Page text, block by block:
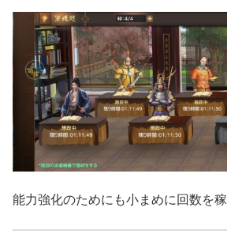
能力強化のためにも小まめに回数を稼